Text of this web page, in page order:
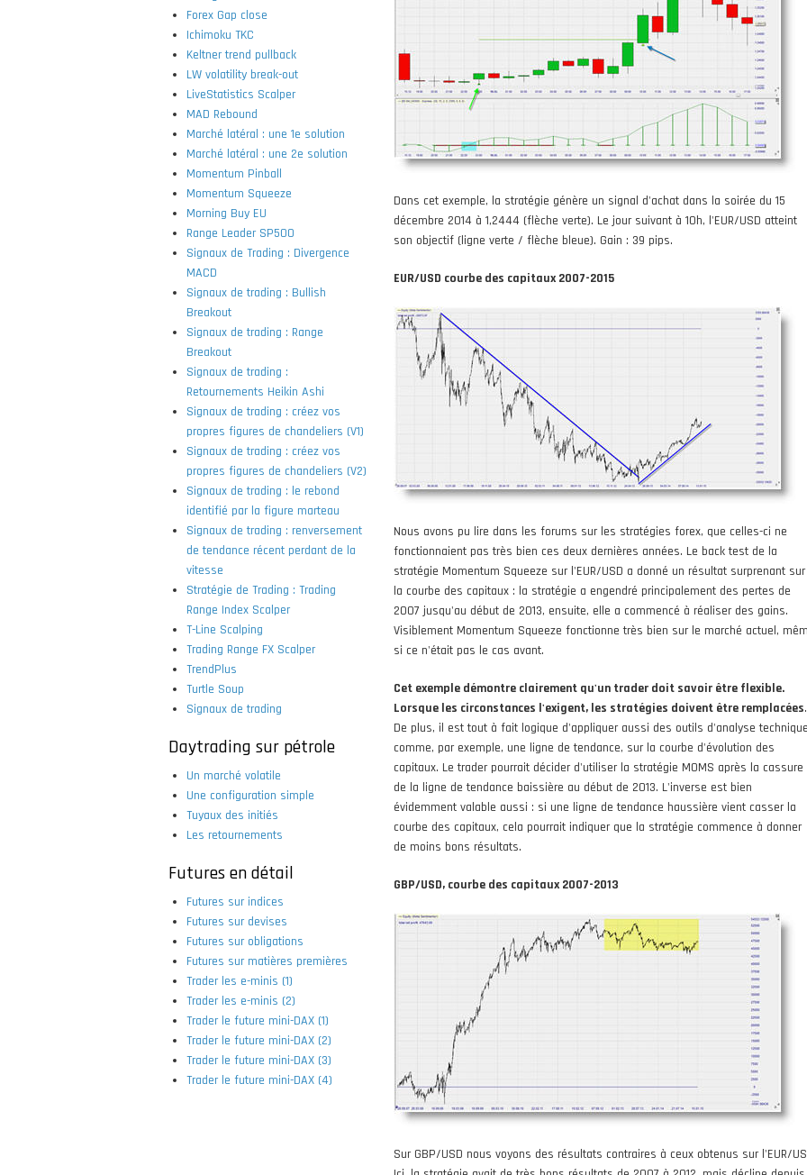
Forex Gap close
Ichimoku TKC
Keltner trend pullback
LW volatility break-out
LiveStatistics Scalper
MAD Rebound
Marché latéral : une 1e solution
Marché latéral : une 2e solution
Momentum Pinball
Momentum Squeeze
Morning Buy EU
Range Leader SP500
Signaux de Trading : Divergence
MACD
Signaux de trading : Bullish
Breakout
Signaux de trading : Range
Breakout
Signaux de trading :
Retournements Heikin Ashi
Signaux de trading : créez vos
propres figures de chandeliers (V1)
Signaux de trading : créez vos
propres figures de chandeliers (V2)
Signaux de trading : le rebond
identifié par la figure marteau
Signaux de trading : renversement
de tendance récent perdant de la
vitesse
Stratégie de Trading : Trading
Range Index Scalper
T-Line Scalping
Trading Range FX Scalper
TrendPlus
Turtle Soup
Signaux de trading
Daytrading sur pétrole
Un marché volatile
Une configuration simple
Tuyaux des initiés
Les retournements
Futures en détail
Futures sur indices
Futures sur devises
Futures sur obligations
Futures sur matières premières
Trader les e-minis (1)
Trader les e-minis (2)
Trader le future mini-DAX (1)
Trader le future mini-DAX (2)
Trader le future mini-DAX (3)
Trader le future mini-DAX (4)
Dans cet exemple, la stratégie génère un signal d'achat dans la soirée du 15
décembre 2014 à 1,2444 (flèche verte). Le jour suivant à 10h, l'EUR/USD atteint
son objectif (ligne verte / flèche bleue). Gain : 39 pips.
EUR/USD courbe des capitaux 2007-2015
Nous avons pu lire dans les forums sur les stratégies forex, que celles-ci ne
fonctionnaient pas très bien ces deux dernières années. Le back test de la
stratégie Momentum Squeeze sur l'EUR/USD a donné un résultat surprenant sur
la courbe des capitaux : la stratégie a engendré principalement des pertes de
2007 jusqu'au début de 2013, ensuite, elle a commencé à réaliser des gains.
Visiblement Momentum Squeeze fonctionne très bien sur le marché actuel,
si ce n'était pas le cas avant.
Cet exemple démontre clairement qu'un trader doit savoir être flexible.
Lorsque les circonstances l'exigent, les stratégies doivent être remplacées.
De plus, il est tout à fait logique d'appliquer aussi des outils d'analyse
comme, par exemple, une ligne de tendance, sur la courbe d'évolution des
capitaux. Le trader pourrait décider d'utiliser la stratégie MOMS après la cassure
de la ligne de tendance baissière au début de 2013. L'inverse est bien
évidemment valable aussi : si une ligne de tendance haussière vient casser la
courbe des capitaux, cela pourrait indiquer que la stratégie commence à donner
de moins bons résultats.
GBP/USD, courbe des capitaux 2007-2013
Sur GBP/USD nous voyons des résultats contraires à ceux obtenus sur l'EUR/